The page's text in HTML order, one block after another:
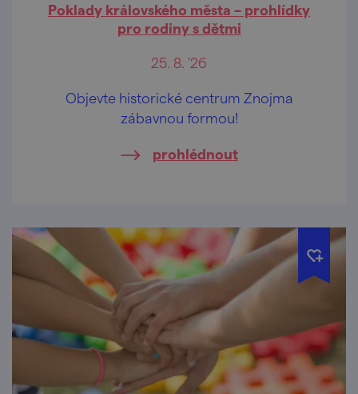
Poklady královského města – prohlídky
pro rodiny s dětmi
25. 8. '26
Objevte historické centrum Znojma
zábavnou formou!
prohlédnout